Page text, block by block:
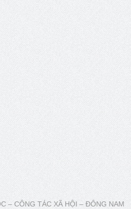
of Sociology Global Sociology in
2027
học giáo dục và Tọa đàm khoa
nghiên cứu về xã hội học giáo
in the World:
Inequalities
Pleyers ISA President 2023-
– Request for Proposals
Congress of Sociology in 2031
– CÔNG TÁC XÃ HỘI – ĐÔNG NAM